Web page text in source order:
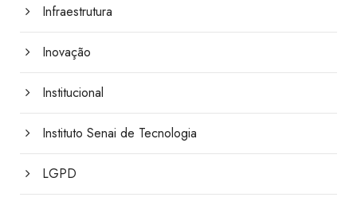
Infraestrutura
Inovação
Institucional
Instituto Senai de Tecnologia
LGPD